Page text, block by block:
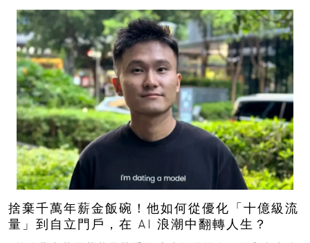
捨棄千萬年薪金飯碗！他如何從優化「十億級流
量」到自立門戶，在 AI 浪潮中翻轉人生？